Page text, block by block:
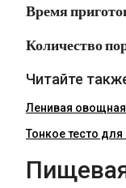
Время
Количество
Читайте
Ленивая овощная
Тонкое тесто